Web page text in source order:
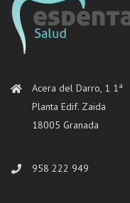
Acera del Darro, 1 1ª
Planta Edif. Zaida
18005 Granada
958 222 949